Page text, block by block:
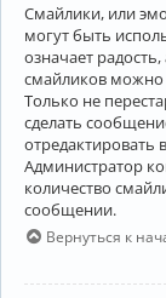
Смайлики, или
могут быть
означает
смайликов можно
Только не
сделать
Администратор
количество
сообщении.
Вернуться к